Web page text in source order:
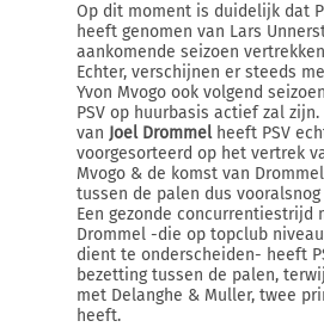
Op dit moment is duidelijk dat
heeft genomen van Lars
aankomende seizoen
Echter, verschijnen er steeds
Yvon Mvogo ook volgend
PSV op huurbasis actief zal
van Joel Drommelheeft PSV
voorgesorteerd op het vertrek
Mvogo & de komst van
tussen de palen dus
Een gezonde concurrentiestrijd
Drommel -die op topclub
dient te onderscheiden- heeft
bezetting tussen de palen,
met Delanghe & Muller, twee
heeft.